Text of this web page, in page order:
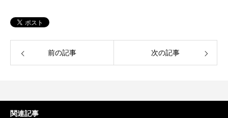
前の記事 次の記事
関連記事